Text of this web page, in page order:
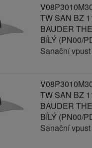
TW SAN BZ
BAUDER
BÍLÝ (PN00/
Sanační
TW SAN BZ
BAUDER
BÍLÝ (PN00/
Sanační